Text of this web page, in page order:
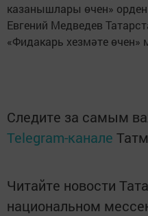
казанышлары өчен»
Евгений Медведев
«Фидакарь хезмәте өчен»
Следите за самым
Telegram-канале
Читайте новости
национальном